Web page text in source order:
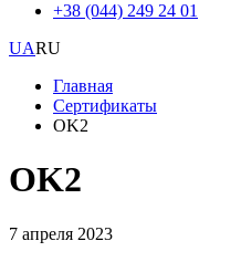
+38 (044) 249 24 01
UARU
Главная
Сертификаты
OK2
OK2
7 апреля 2023